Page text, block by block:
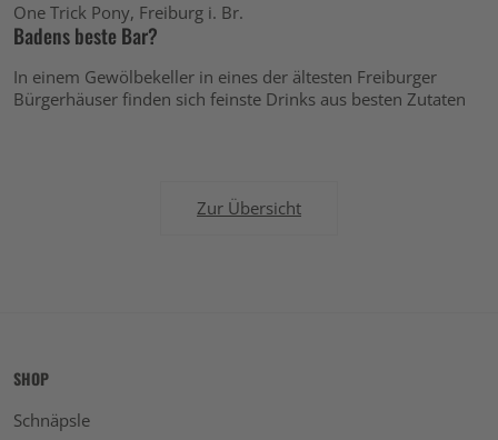
One Trick Pony, Freiburg i. Br.
Badens beste Bar?
In einem Gewölbekeller in eines der ältesten Freiburger
Bürgerhäuser finden sich feinste Drinks aus besten Zutaten
Zur Übersicht
SHOP
Schnäpsle